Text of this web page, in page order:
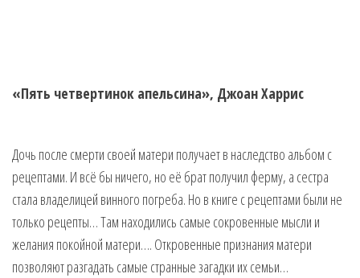
«Пять четвертинок апельсина», Джоан Харрис
Дочь после смерти своей матери получает в наследство альбом с
рецептами. И всё бы ничего, но её брат получил ферму, а сестра
стала владелицей винного погреба. Но в книге с рецептами были не
только рецепты… Там находились самые сокровенные мысли и
желания покойной матери…. Откровенные признания матери
позволяют разгадать самые странные загадки их семьи…